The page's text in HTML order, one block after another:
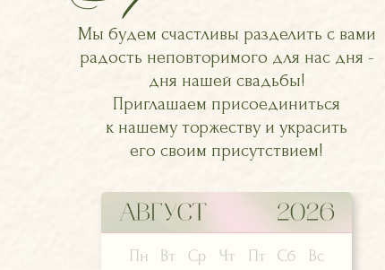
Мы будем счастливы разделить с вами
радость неповторимого для нас дня -
дня нашей свадьбы!
Приглашаем присоединиться
к нашему торжеству и украсить
его своим присутствием!